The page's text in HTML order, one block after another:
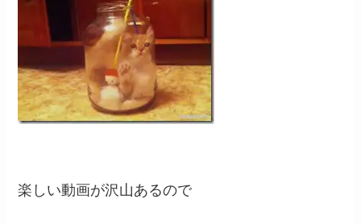
楽しい動画が沢山あるので